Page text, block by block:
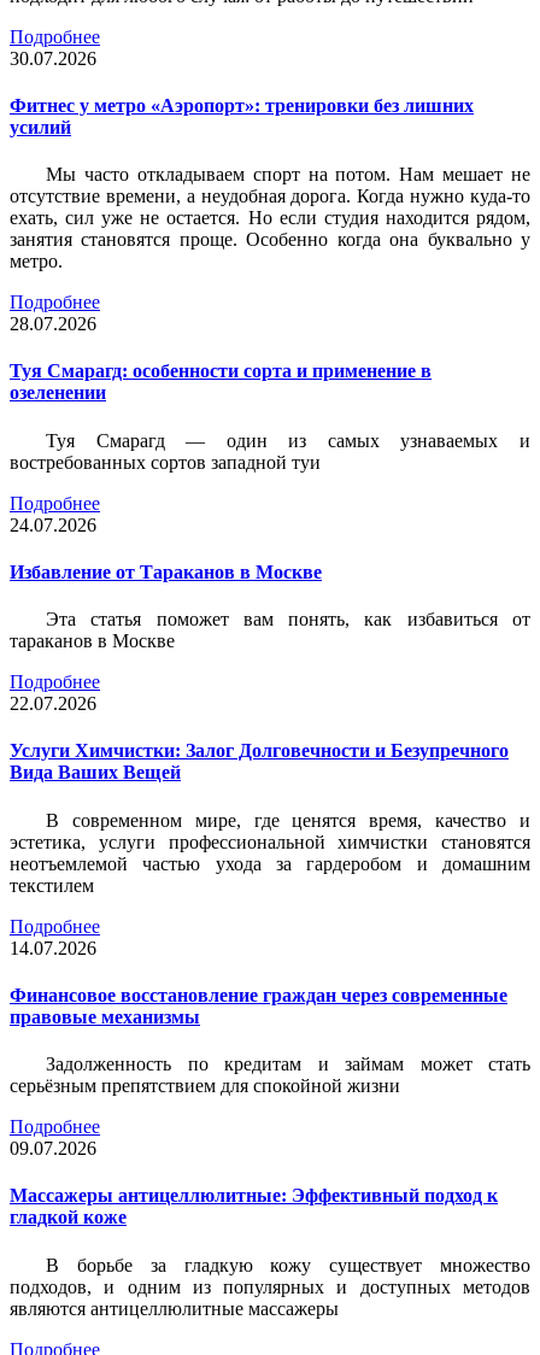
Подробнее
30.07.2026
Фитнес у метро «Аэропорт»: тренировки без лишних
усилий
Мы часто откладываем спорт на потом. Нам мешает не
отсутствие времени, а неудобная дорога. Когда нужно куда-то
ехать, сил уже не остается. Но если студия находится рядом,
занятия становятся проще. Особенно когда она буквально у
метро.
Подробнее
28.07.2026
Туя Смарагд: особенности сорта и применение в
озеленении
Туя Смарагд — один из самых узнаваемых и
востребованных сортов западной туи
Подробнее
24.07.2026
Избавление от Тараканов в Москве
Эта статья поможет вам понять, как избавиться от
тараканов в Москве
Подробнее
22.07.2026
Услуги Химчистки: Залог Долговечности и Безупречного
Вида Ваших Вещей
В современном мире, где ценятся время, качество и
эстетика, услуги профессиональной химчистки становятся
неотъемлемой частью ухода за гардеробом и домашним
текстилем
Подробнее
14.07.2026
Финансовое восстановление граждан через современные
правовые механизмы
Задолженность по кредитам и займам может стать
серьёзным препятствием для спокойной жизни
Подробнее
09.07.2026
Массажеры антицеллюлитные: Эффективный подход к
гладкой коже
В борьбе за гладкую кожу существует множество
подходов, и одним из популярных и доступных методов
являются антицеллюлитные массажеры
Подробнее